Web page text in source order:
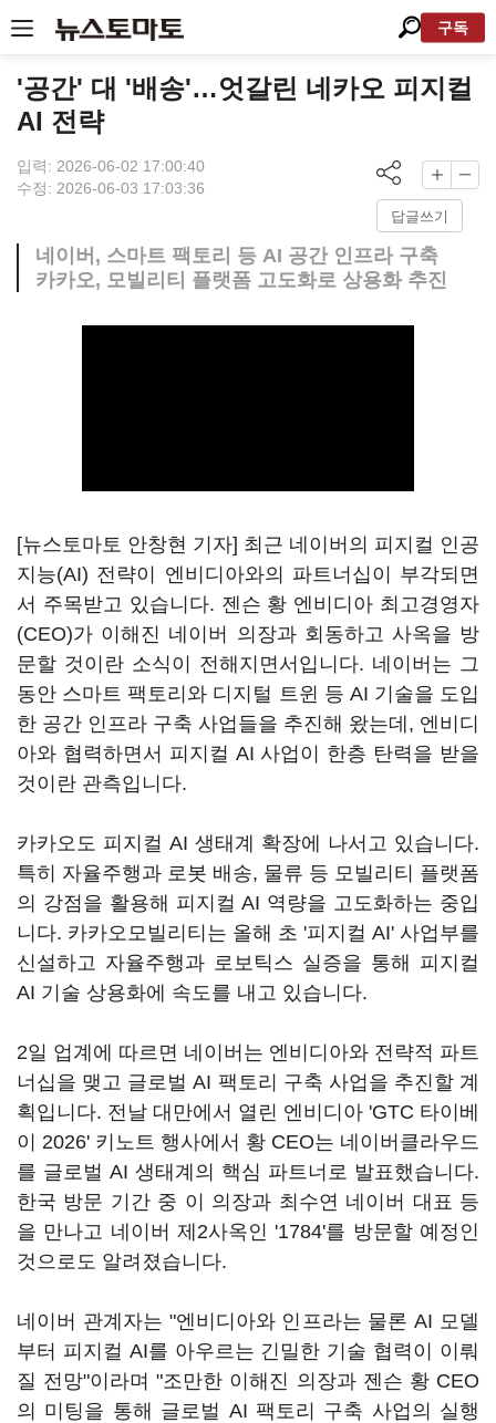
구독
'공간' 대 '배송'…엇갈린 네카오 피지컬
AI 전략
입력: 2026-06-02 17:00:40
수정: 2026-06-03 17:03:36
답글쓰기
네이버, 스마트 팩토리 등 AI 공간 인프라 구축
카카오, 모빌리티 플랫폼 고도화로 상용화 추진
[뉴스토마토 안창현 기자] 최근 네이버의 피지컬 인공
지능(AI) 전략이 엔비디아와의 파트너십이 부각되면
서 주목받고 있습니다. 젠슨 황 엔비디아 최고경영자
(CEO)가 이해진 네이버 의장과 회동하고 사옥을 방
문할 것이란 소식이 전해지면서입니다. 네이버는 그
동안 스마트 팩토리와 디지털 트윈 등 AI 기술을 도입
한 공간 인프라 구축 사업들을 추진해 왔는데, 엔비디
아와 협력하면서 피지컬 AI 사업이 한층 탄력을 받을
것이란 관측입니다.
카카오도 피지컬 AI 생태계 확장에 나서고 있습니다.
특히 자율주행과 로봇 배송, 물류 등 모빌리티 플랫폼
의 강점을 활용해 피지컬 AI 역량을 고도화하는 중입
니다. 카카오모빌리티는 올해 초 '피지컬 AI' 사업부를
신설하고 자율주행과 로보틱스 실증을 통해 피지컬
AI 기술 상용화에 속도를 내고 있습니다.
2일 업계에 따르면 네이버는 엔비디아와 전략적 파트
너십을 맺고 글로벌 AI 팩토리 구축 사업을 추진할 계
획입니다. 전날 대만에서 열린 엔비디아 'GTC 타이베
이 2026' 키노트 행사에서 황 CEO는 네이버클라우드
를 글로벌 AI 생태계의 핵심 파트너로 발표했습니다.
한국 방문 기간 중 이 의장과 최수연 네이버 대표 등
을 만나고 네이버 제2사옥인 '1784'를 방문할 예정인
것으로도 알려졌습니다.
네이버 관계자는 "엔비디아와 인프라는 물론 AI 모델
부터 피지컬 AI를 아우르는 긴밀한 기술 협력이 이뤄
질 전망"이라며 "조만한 이해진 의장과 젠슨 황 CEO
의 미팅을 통해 글로벌 AI 팩토리 구축 사업의 실행